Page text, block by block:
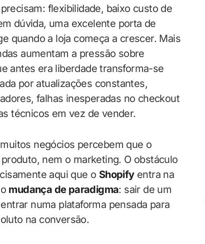
flexibilidade, baixo custo de
dúvida, uma excelente porta de
quando a loja começa a crescer. Mais
aumentam a pressão sobre
antes era liberdade transforma-se
por atualizações constantes,
falhas inesperadas no checkout
técnicos em vez de vender.
negócios percebem que o
nem o marketing. O obstáculo
aqui que o Shopifyentra na
mudança de paradigma: sair de um
numa plataforma pensada para
na conversão.